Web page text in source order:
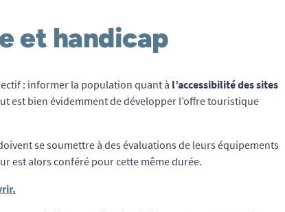
et handicap
: informer la population quant à l’accessibilité des sites
est bien évidemment de développer l’offre touristique
se soumettre à des évaluations de leurs équipements
est alors conféré pour cette même durée.
.